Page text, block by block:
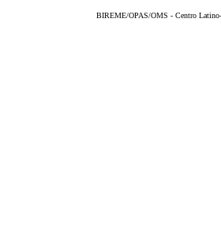
BIREME/OPAS/OMS - Centro Latino-